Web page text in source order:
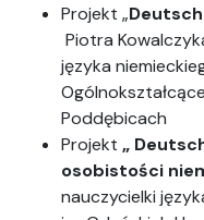
Projekt „
Piotra
języka
Poddębicach
Projekt „
osobistości
nauczycielki